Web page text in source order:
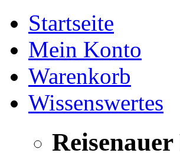
Startseite
Mein Konto
Warenkorb
Wissenswertes